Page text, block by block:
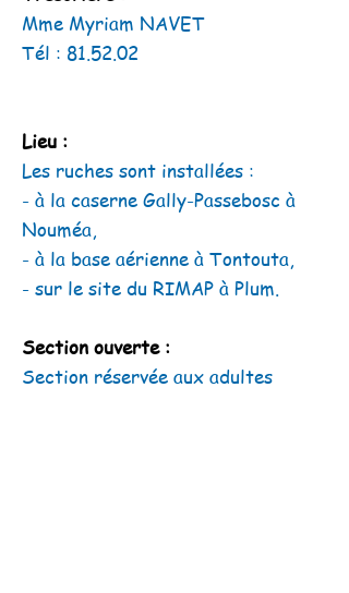
Mme Myriam NAVET
Tél : 81.52.02
Lieu :
Les ruches sont installées :
- à la caserne Gally-Passebosc à
Nouméa,
- à la base aérienne à Tontouta,
- sur le site du RIMAP à Plum.
Section ouverte :
Section réservée aux adultes